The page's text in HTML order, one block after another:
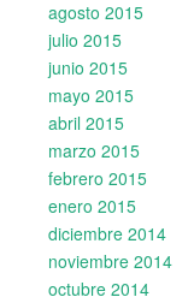
agosto 2015
julio 2015
junio 2015
mayo 2015
abril 2015
marzo 2015
febrero 2015
enero 2015
diciembre 2014
noviembre 2014
octubre 2014